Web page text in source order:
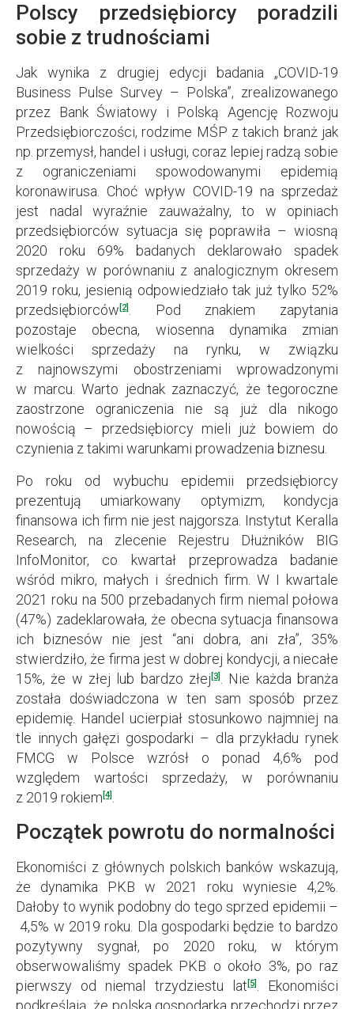
Polscy przedsiębiorcy poradzili
sobie z trudnościami
Jak wynika z drugiej edycji badania „COVID-19
Business Pulse Survey – Polska”, zrealizowanego
przez Bank Światowy i Polską Agencję Rozwoju
Przedsiębiorczości, rodzime MŚP z takich branż jak
np. przemysł, handel i usługi, coraz lepiej radzą sobie
z ograniczeniami spowodowanymi epidemią
koronawirusa. Choć wpływ COVID-19 na sprzedaż
jest nadal wyraźnie zauważalny, to w opiniach
przedsiębiorców sytuacja się poprawiła – wiosną
2020 roku 69% badanych deklarowało spadek
sprzedaży w porównaniu z analogicznym okresem
2019 roku, jesienią odpowiedziało tak już tylko 52%
przedsiębiorców [2]
. Pod znakiem zapytania
pozostaje obecna, wiosenna dynamika zmian
wielkości sprzedaży na rynku, w związku
z najnowszymi obostrzeniami wprowadzonymi
w marcu. Warto jednak zaznaczyć, że tegoroczne
zaostrzone ograniczenia nie są już dla nikogo
nowością – przedsiębiorcy mieli już bowiem do
czynienia z takimi warunkami prowadzenia biznesu.
Po roku od wybuchu epidemii przedsiębiorcy
prezentują umiarkowany optymizm, kondycja
finansowa ich firm nie jest najgorsza. Instytut Keralla
Research, na zlecenie Rejestru Dłużników BIG
InfoMonitor, co kwartał przeprowadza badanie
wśród mikro, małych i średnich firm. W I kwartale
2021 roku na 500 przebadanych firm niemal połowa
(47%) zadeklarowała, że obecna sytuacja finansowa
ich biznesów nie jest “ani dobra, ani zła”, 35%
stwierdziło, że firma jest w dobrej kondycji, a niecałe
15%, że w złej lub bardzo złej [3]
. Nie każda branża
została doświadczona w ten sam sposób przez
epidemię. Handel ucierpiał stosunkowo najmniej na
tle innych gałęzi gospodarki – dla przykładu rynek
FMCG w Polsce wzrósł o ponad 4,6% pod
względem wartości sprzedaży, w porównaniu
z 2019 rokiem [4]
Początek powrotu do normalności
Ekonomiści z głównych polskich banków wskazują,
że dynamika PKB w 2021 roku wyniesie 4,2%.
Dałoby to wynik podobny do tego sprzed epidemii –
4,5% w 2019 roku. Dla gospodarki będzie to bardzo
pozytywny sygnał, po 2020 roku, w którym
obserwowaliśmy spadek PKB o około 3%, po raz
pierwszy od niemal trzydziestu lat [5]
. Ekonomiści
podkreślają, że polska gospodarka przechodzi przez